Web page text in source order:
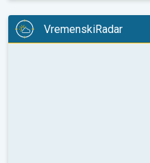
VremenskiRadar